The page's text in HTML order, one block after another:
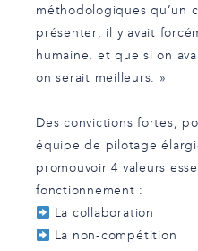
méthodologiques qu’un
présenter, il y avait
humaine, et que si on
on serait meilleurs. »
Des convictions fortes,
équipe de pilotage
promouvoir 4 valeurs
fonctionnement :
La collaboration
La non-compétition